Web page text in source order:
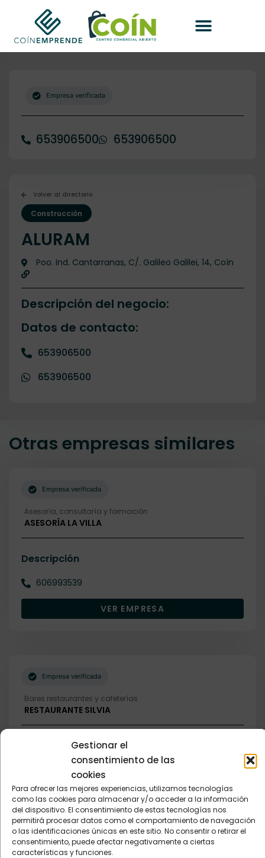
Gestionar el
consentimiento de las
cookies
Para ofrecer las mejores experiencias, utilizamos tecnologías
como las cookies para almacenar y/o acceder a la información
del dispositivo. El consentimiento de estas tecnologías nos
permitirá procesar datos como el comportamiento de navegación
o las identificaciones únicas en este sitio. No consentir o retirar el
consentimiento, puede afectar negativamente a ciertas
características y funciones.
Volver al directorio
Construcción
ALURAM
Poo. Ind. Cantarranas, C/. Galileo Galilei, 14, Coín
Descripción del negocio:
Datos de contacto:
653906500
653906500
Empresa verificada
653906500 653906500
Otras empresas similares
Asesoría, consultaría y formación
ASESORÍA LA VILLA
Descripción
606993539
VER EMPRESA
Empresa verificada
Bares restaurantes y cafeterías
RESTAURANTE SILVIA
Descripción
649996733
VER EMPRESA
Empresa verificada